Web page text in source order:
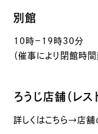
別館
10時－19時30分
（催事により閉館時間
ろうじ店舗（レス
詳しくはこちら→店舗